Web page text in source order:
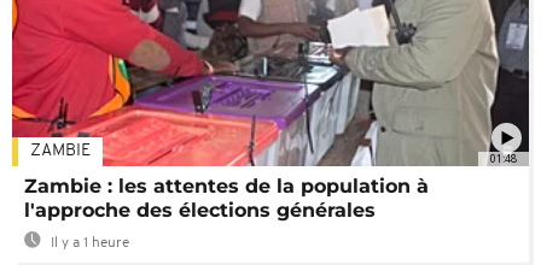
01:48
ZAMBIE
Zambie : les attentes de la population à
l'approche des élections générales
Il y a 1 heure